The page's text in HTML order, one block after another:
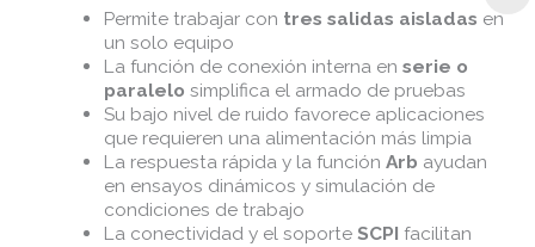
Permite trabajar con tres salidas aisladas en
un solo equipo
La función de conexión interna en serie o
paralelo simplifica el armado de pruebas
Su bajo nivel de ruido favorece aplicaciones
que requieren una alimentación más limpia
La respuesta rápida y la función Arb ayudan
en ensayos dinámicos y simulación de
condiciones de trabajo
La conectividad y el soporte SCPI facilitan